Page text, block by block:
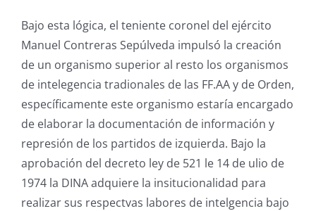
Bajo esta lógica, el teniente coronel del ejército
Manuel Contreras Sepúlveda impulsó la creación
de un organismo superior al resto los organismos
de intelegencia tradionales de las FF.AA y de Orden,
específicamente este organismo estaría encargado
de elaborar la documentación de información y
represión de los partidos de izquierda. Bajo la
aprobación del decreto ley de 521 le 14 de ulio de
1974 la DINA adquiere la insitucionalidad para
realizar sus respectvas labores de intelgencia bajo